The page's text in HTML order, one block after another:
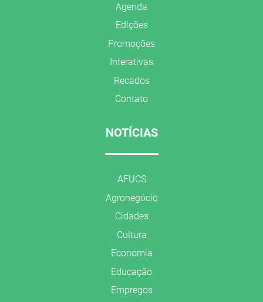
Agenda
Edições
Promoções
Interativas
Recados
Contato
NOTÍCIAS
AFUCS
Agronegócio
Cidades
Cultura
Economia
Educação
Empregos